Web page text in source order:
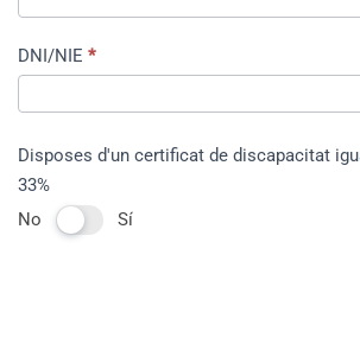
DNI/NIE *
Disposes d'un certificat de discapacitat
33%
No
Sí